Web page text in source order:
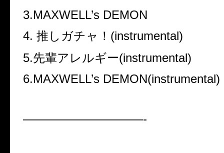
3.MAXWELL’s DEMON
4. 推しガチャ！(instrumental)
5.先輩アレルギー(instrumental)
6.MAXWELL’s DEMON(instrumental)
——————————-